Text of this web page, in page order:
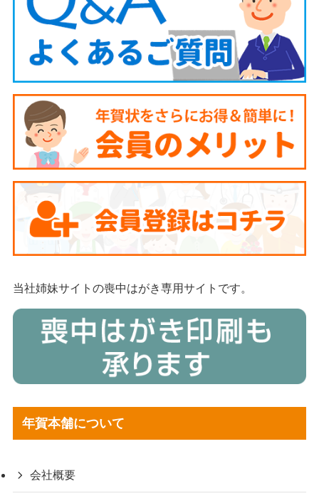
当社姉妹サイトの喪中はがき専用サイトです。
年賀本舗について
会社概要